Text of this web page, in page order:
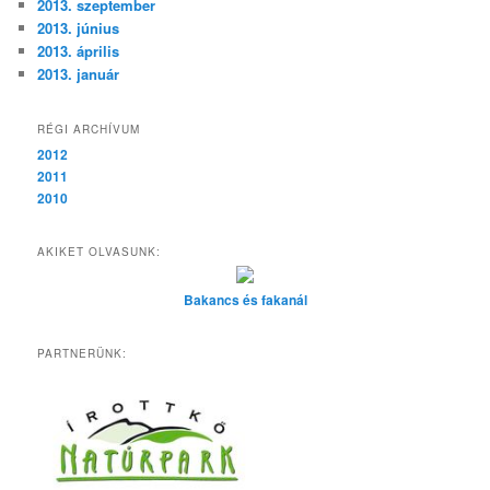
2013. szeptember
2013. június
2013. április
2013. január
RÉGI ARCHÍVUM
2012
2011
2010
AKIKET OLVASUNK:
Bakancs és fakanál
PARTNERÜNK: